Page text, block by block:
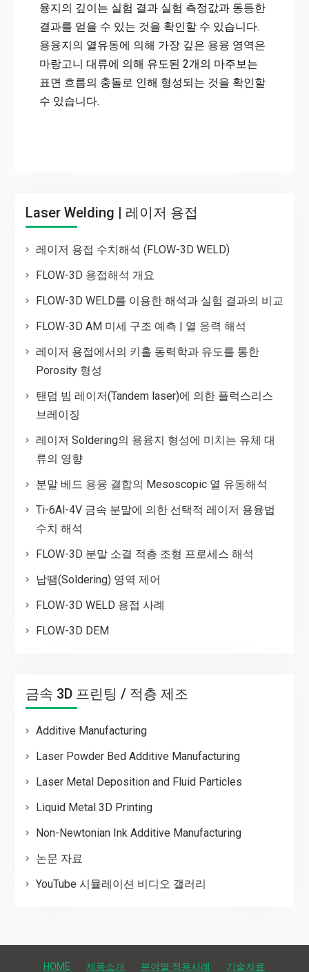
융지의 깊이는 실험 결과 실험 측정값과 동등한
결과를 얻을 수 있는 것을 확인할 수 있습니다.
용융지의 열유동에 의해 가장 깊은 용융 영역은
마랑고니 대류에 의해 유도된 2개의 마주보는
표면 흐름의 충돌로 인해 형성되는 것을 확인할
수 있습니다.
Laser Welding | 레이저 용접
레이저 용접 수치해석 (FLOW-3D WELD)
FLOW-3D 용접해석 개요
FLOW-3D WELD를 이용한 해석과 실험 결과의 비교
FLOW-3D AM 미세 구조 예측 | 열 응력 해석
레이저 용접에서의 키홀 동력학과 유도를 통한
Porosity 형성
탠덤 빔 레이저(Tandem laser)에 의한 플럭스리스
브레이징
레이저 Soldering의 용융지 형성에 미치는 유체 대
류의 영향
분말 베드 용융 결합의 Mesoscopic 열 유동해석
Ti-6Al-4V 금속 분말에 의한 선택적 레이저 용융법
수치 해석
FLOW-3D 분말 소결 적층 조형 프로세스 해석
납땜(Soldering) 영역 제어
FLOW-3D WELD 용접 사례
FLOW-3D DEM
금속 3D 프린팅 / 적층 제조
Additive Manufacturing
Laser Powder Bed Additive Manufacturing
Laser Metal Deposition and Fluid Particles
Liquid Metal 3D Printing
Non-Newtonian Ink Additive Manufacturing
논문 자료
YouTube 시뮬레이션 비디오 갤러리
HOME 제품소개 분야별 적용사례 기술자료